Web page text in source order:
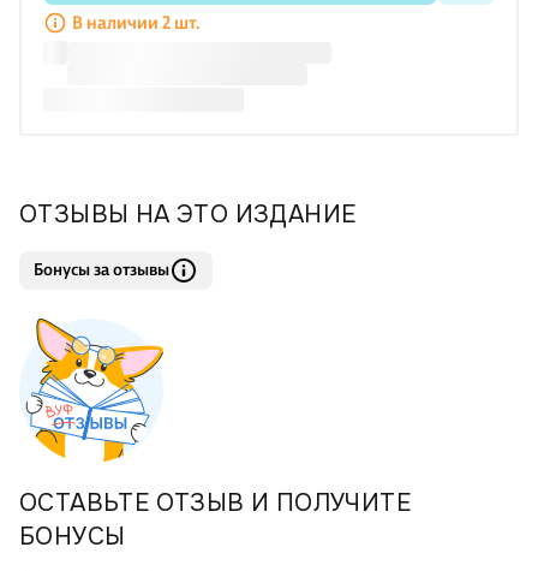
и родителям, которые занимаются с детьми
В наличии 2 шт.
ОТЗЫВЫ НА ЭТО ИЗДАНИЕ
Бонусы за отзывы
ОСТАВЬТЕ ОТЗЫВ И ПОЛУЧИТЕ
БОНУСЫ